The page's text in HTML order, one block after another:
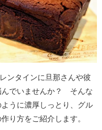
ンタインに旦那さんや彼
んでいませんか？ そんな
うに濃厚しっとり、グル
り方をご紹介します。